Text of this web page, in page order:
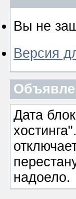
Вы не
Версия
Дата
надоело.